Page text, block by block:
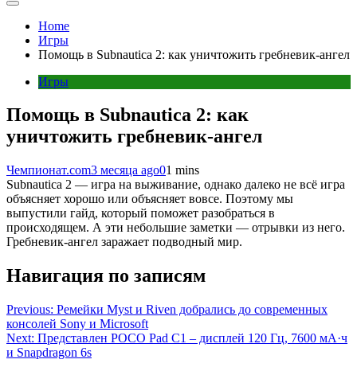
Home
Игры
Помощь в Subnautica 2: как уничтожить гребневик-ангел
Игры
Помощь в Subnautica 2: как
уничтожить гребневик-ангел
Чемпионат.com3 месяца ago01 mins
Subnautica 2 — игра на выживание, однако далеко не всё игра
объясняет хорошо или объясняет вовсе. Поэтому мы
выпустили гайд, который поможет разобраться в
происходящем. А эти небольшие заметки — отрывки из него.
Гребневик-ангел заражает подводный мир.
Навигация по записям
Previous: Ремейки Myst и Riven добрались до современных
консолей Sony и Microsoft
Next: Представлен POCO Pad C1 – дисплей 120 Гц, 7600 мА·ч
и Snapdragon 6s